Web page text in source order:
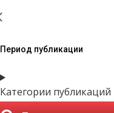
Период публикации
Категории публикаций